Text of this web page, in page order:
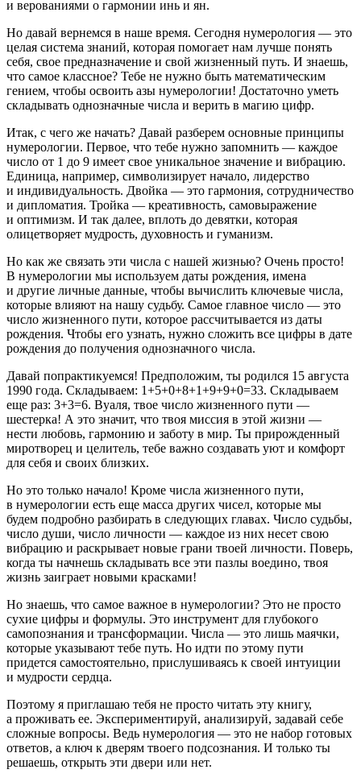
и верованиями о гармонии инь и ян.
Но давай вернемся в наше время. Сегодня нумерология — это
целая система знаний, которая помогает нам лучше понять
себя, свое предназначение и свой жизненный путь. И знаешь,
что самое классное? Тебе не нужно быть математическим
гением, чтобы освоить азы нумерологии! Достаточно уметь
складывать однозначные числа и верить в магию цифр.
Итак, с чего же начать? Давай разберем основные принципы
нумерологии. Первое, что тебе нужно запомнить — каждое
число от 1 до 9 имеет свое уникальное значение и вибрацию.
Единица, например, символизирует начало, лидерство
и индивидуальность. Двойка — это гармония, сотрудничество
и дипломатия. Тройка — креативность, самовыражение
и оптимизм. И так далее, вплоть до девятки, которая
олицетворяет мудрость, духовность и гуманизм.
Но как же связать эти числа с нашей жизнью? Очень просто!
В нумерологии мы используем даты рождения, имена
и другие личные данные, чтобы вычислить ключевые числа,
которые влияют на нашу судьбу. Самое главное число — это
число жизненного пути, которое рассчитывается из даты
рождения. Чтобы его узнать, нужно сложить все цифры в дате
рождения до получения однозначного числа.
Давай попрактикуемся! Предположим, ты родился 15 августа
1990 года. Складываем: 1+5+0+8+1+9+9+0=33. Складываем
еще раз: 3+3=6. Вуаля, твое число жизненного пути —
шестерка! А это значит, что твоя миссия в этой жизни —
нести любовь, гармонию и заботу в мир. Ты прирожденный
миротворец и целитель, тебе важно создавать уют и комфорт
для себя и своих близких.
Но это только начало! Кроме числа жизненного пути,
в нумерологии есть еще масса других чисел, которые мы
будем подробно разбирать в следующих главах. Число судьбы,
число души, число личности — каждое из них несет свою
вибрацию и раскрывает новые грани твоей личности. Поверь,
когда ты начнешь складывать все эти пазлы воедино, твоя
жизнь заиграет новыми красками!
Но знаешь, что самое важное в нумерологии? Это не просто
сухие цифры и формулы. Это инструмент для глубокого
самопознания и трансформации. Числа — это лишь маячки,
которые указывают тебе путь. Но идти по этому пути
придется самостоятельно, прислушиваясь к своей интуиции
и мудрости сердца.
Поэтому я приглашаю тебя не просто читать эту книгу,
а проживать ее. Экспериментируй, анализируй, задавай себе
сложные вопросы. Ведь нумерология — это не набор готовых
ответов, а ключ к дверям твоего подсознания. И только ты
решаешь, открыть эти двери или нет.